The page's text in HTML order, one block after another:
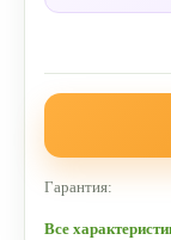
Гарантия:
Все